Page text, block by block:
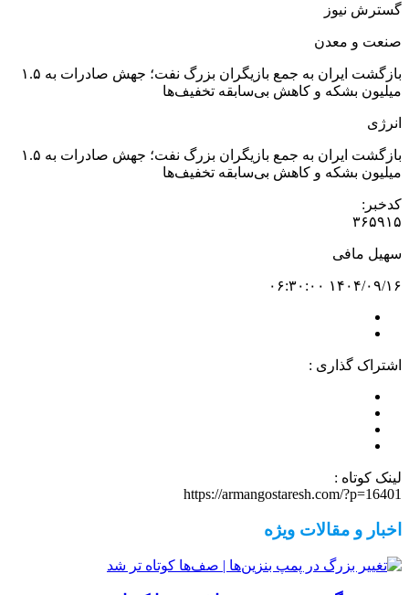
گسترش نیوز
صنعت و معدن
بازگشت ایران به جمع بازیگران بزرگ نفت؛ جهش صادرات به ۱.۵
میلیون بشکه و کاهش بی‌سابقه تخفیف‌ها
انرژی
بازگشت ایران به جمع بازیگران بزرگ نفت؛ جهش صادرات به ۱.۵
میلیون بشکه و کاهش بی‌سابقه تخفیف‌ها
کدخبر:
۳۶۵۹۱۵
سهیل مافی
۱۴۰۴/۰۹/۱۶ ۰۶:۳۰:۰۰
اشتراک گذاری :
لینک کوتاه :
https://armangostaresh.com/?p=16401
اخبار و مقالات ویژه